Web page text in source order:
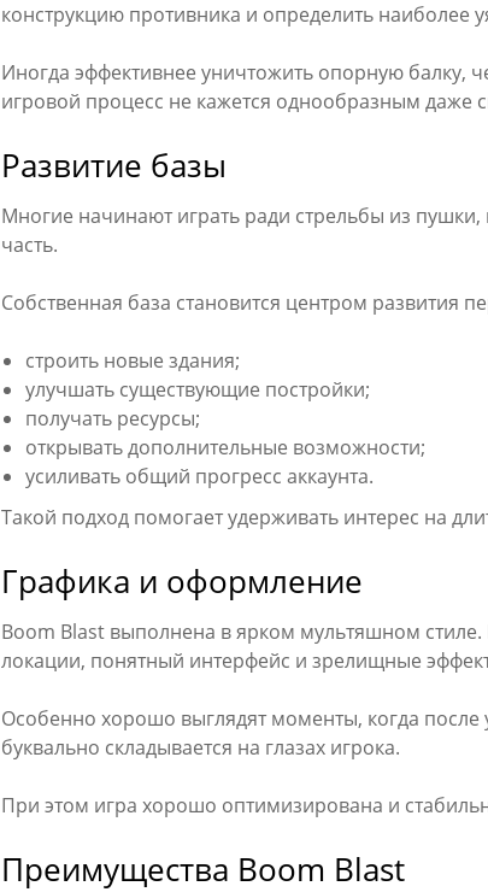
конструкцию противника и определить наиболее
Иногда эффективнее уничтожить опорную балку,
игровой процесс не кажется однообразным даже
Развитие базы
Многие начинают играть ради стрельбы из пушки,
часть.
Собственная база становится центром развития
строить новые здания;
улучшать существующие постройки;
получать ресурсы;
открывать дополнительные возможности;
усиливать общий прогресс аккаунта.
Такой подход помогает удерживать интерес на
Графика и оформление
Boom Blast выполнена в ярком мультяшном стиле.
локации, понятный интерфейс и зрелищные
Особенно хорошо выглядят моменты, когда
буквально складывается на глазах игрока.
При этом игра хорошо оптимизирована и
Преимущества Boom Blast